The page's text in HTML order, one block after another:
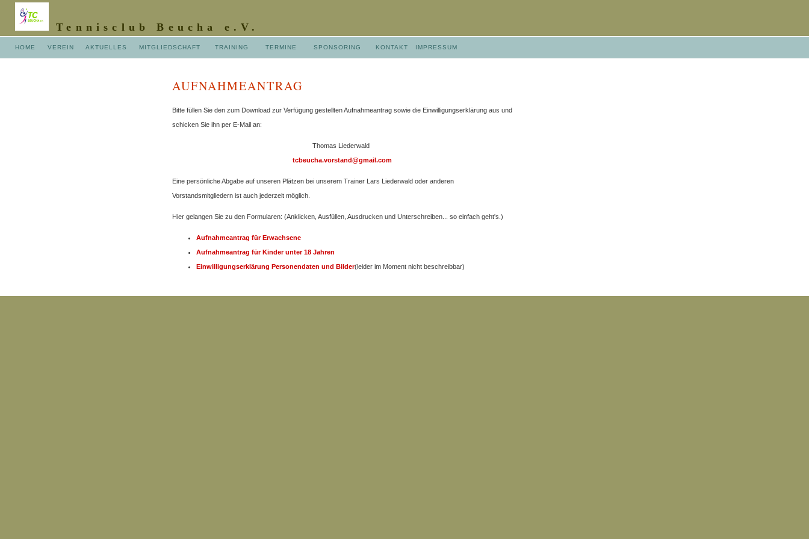
Tennisclub Beucha e.V.
HOME VEREIN AKTUELLES MITGLIEDSCHAFT TRAINING TERMINE SPONSORING KONTAKT IMPRESSUM
AUFNAHMEANTRAG
Bitte füllen Sie den zum Download zur Verfügung gestellten Aufnahmeantrag sowie die Einwilligungserklärung aus und
schicken Sie ihn per E-Mail an:
Thomas Liederwald
tcbeucha.vorstand@gmail.com
Eine persönliche Abgabe auf unseren Plätzen bei unserem Trainer Lars Liederwald oder anderen
Vorstandsmitgliedern ist auch jederzeit möglich.
Hier gelangen Sie zu den Formularen: (Anklicken, Ausfüllen, Ausdrucken und Unterschreiben... so einfach geht's.)
Aufnahmeantrag für Erwachsene
Aufnahmeantrag für Kinder unter 18 Jahren
Einwilligungserklärung Personendaten und Bilder(leider im Moment nicht beschreibbar)